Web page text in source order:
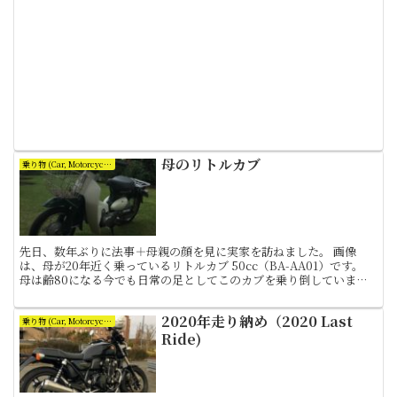
乗り物 (Car, Motorcycle and Bicycle) 母のリトルカブ
先日、数年ぶりに法事＋母親の顔を見に実家を訪ねました。 画像
は、母が20年近く乗っているリトルカブ 50cc（BA-AA01）です。
母は齢80になる今でも日常の足としてこのカブを乗り倒していま
乗り物 (Car, Motorcycle and Bicycle)
2020年走り納め（2020 Last
Ride)